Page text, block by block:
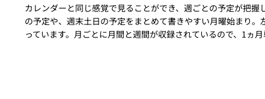
カレンダーと同じ感覚で見ることができ、週ごとの予定が把握
の予定や、週末土日の予定をまとめて書きやすい月曜始まり。
っています。月ごとに月間と週間が収録されているので、1ヵ月